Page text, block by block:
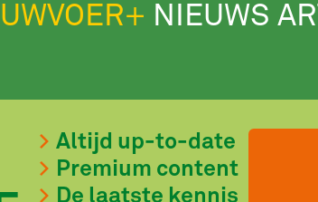
NIEUWS
Altijd up-to-date
Premium content
De laatste kennis